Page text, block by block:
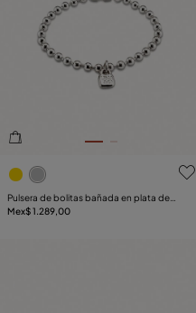
5de 5 Valoración del cliente
Pulsera de bolitas bañada en plata de
ley
Mex$ 1.289,00